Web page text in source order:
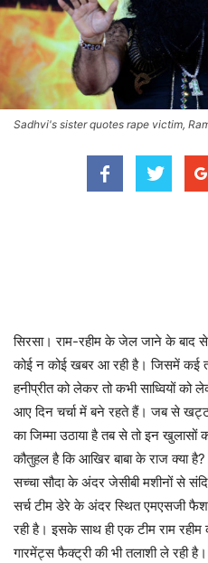
Sadhvi's sister quotes rape victim,
सिरसा। राम-रहीम के जेल जाने के
कोई न कोई खबर आ रही है। जिसमें कई
हनीप्रीत को लेकर तो कभी साध्वियों
आए दिन चर्चा में बने रहते हैं। जब से
का जिम्मा उठाया है तब से तो इन खुलासों
कौतुहल है कि आखिर बाबा के राज क्या
सच्चा सौदा के अंदर जेसीबी मशीनों से
सर्च टीम डेरे के अंदर स्थित एमएसजी
रही है। इसके साथ ही एक टीम राम रहीम
गारमेंट्स फैक्ट्री की भी तलाशी ले रही है।